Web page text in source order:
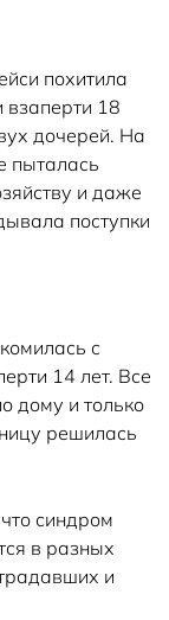
похитила
18
дочерей. На
пыталась
и даже
поступки
с
14 лет. Все
дому и только
решилась
синдром
в разных
и